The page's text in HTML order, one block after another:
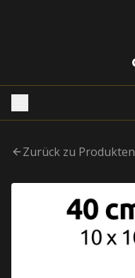
Zurück zu Produkten